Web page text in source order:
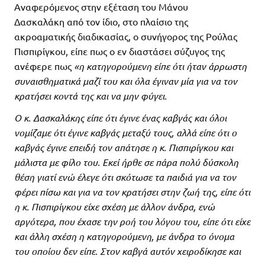
Αναφερόμενος στην εξέταση του Μάνου
Δασκαλάκη από τον ίδιο, στο πλαίσιο της
ακροαματικής διαδικασίας, ο συνήγορος της Ρούλας
Πισπιρίγκου, είπε πως ο εν διαστάσει σύζυγος της
ανέφερε πως «η κατηγορούμενη είπε ότι ήταν άρρωστη
συναισθηματικά μαζί του και όλα έγιναν μία για να τον
κρατήσει κοντά της και να μην φύγει.
Ο κ. Δασκαλάκης είπε ότι έγινε ένας καβγάς και όλοι
νομίζαμε ότι έγινε καβγάς μεταξύ τους, αλλά είπε ότι ο
καβγάς έγινε επειδή τον απάτησε η κ. Πισπιρίγκου και
μάλιστα με φίλο του. Εκεί ήρθε σε πάρα πολύ δύσκολη
θέση γιατί ενώ έλεγε ότι σκότωσε τα παιδιά για να τον
φέρει πίσω και για να τον κρατήσει στην ζωή της, είπε ότι
η κ. Πισπιρίγκου είχε σχέση με άλλον άνδρα, ενώ
αργότερα, που έχασε την ροή του λόγου του, είπε ότι είχε
και άλλη σχέση η κατηγορούμενη, με άνδρα το όνομα
του οποίου δεν είπε. Στον καβγά αυτόν χειροδίκησε και